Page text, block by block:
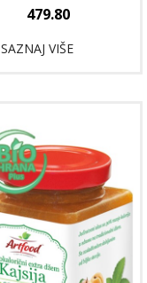
479.80
SAZNAJ VIŠE